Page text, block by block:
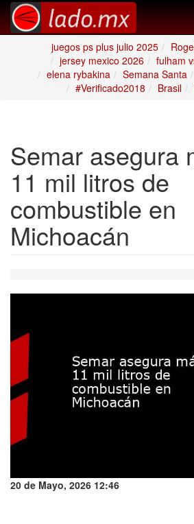
juegos ps plus julio 2025
jersey mexico 2026
fulham
elena rybakina
Semana Santa
#Verificado2018
Brasil
Semar asegura
11 mil litros de
combustible en
Michoacán
20 de Mayo, 2026 12:46